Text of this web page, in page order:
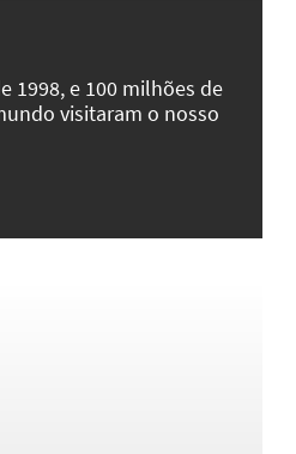
1998, e 100 milhões de
visitaram o nosso